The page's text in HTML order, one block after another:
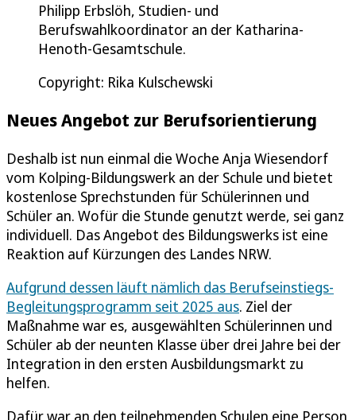
Philipp Erbslöh, Studien- und
Berufswahlkoordinator an der Katharina-
Henoth-Gesamtschule.
Copyright: Rika Kulschewski
Neues Angebot zur Berufsorientierung
Deshalb ist nun einmal die Woche Anja Wiesendorf
vom Kolping-Bildungswerk an der Schule und bietet
kostenlose Sprechstunden für Schülerinnen und
Schüler an. Wofür die Stunde genutzt werde, sei ganz
individuell. Das Angebot des Bildungswerks ist eine
Reaktion auf Kürzungen des Landes NRW.
Aufgrund dessen läuft nämlich das Berufseinstiegs-
Begleitungsprogramm seit 2025 aus. Ziel der
Maßnahme war es, ausgewählten Schülerinnen und
Schüler ab der neunten Klasse über drei Jahre bei der
Integration in den ersten Ausbildungsmarkt zu
helfen.
Dafür war an den teilnehmenden Schulen eine Person